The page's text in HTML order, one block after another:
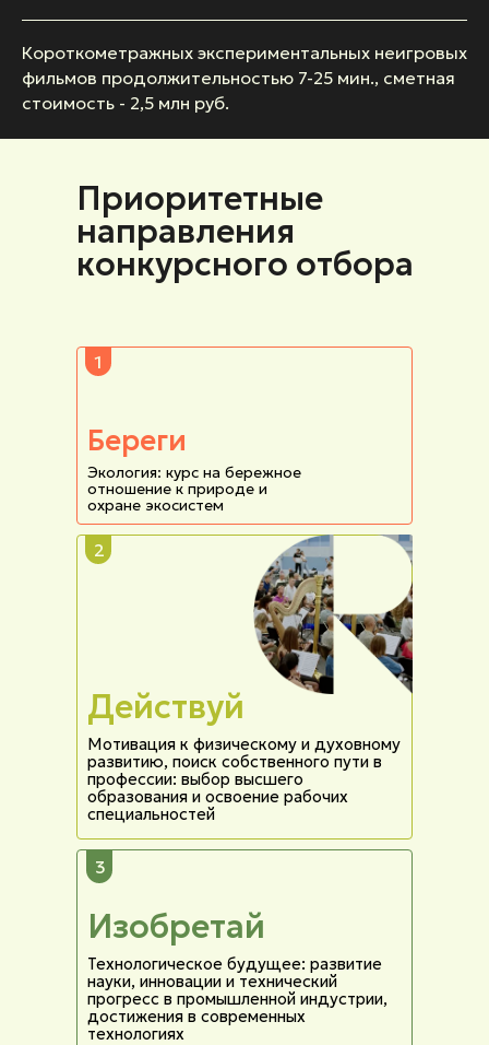
Короткометражных экспериментальных неигровых
фильмов продолжительностью 7-25 мин., сметная
стоимость - 2,5 млн руб.
1
Береги
Экология: курс на бережное
отношение к природе и
охране экосистем
3
Изобретай
Технологическое будущее: развитие
науки, инновации и технический
прогресс в промышленной индустрии,
достижения в современных
технологиях
2
Действуй
Мотивация к физическому и духовному
развитию, поиск собственного пути в
профессии: выбор высшего
образования и освоение рабочих
специальностей
Приоритетные
направления
конкурсного отбора